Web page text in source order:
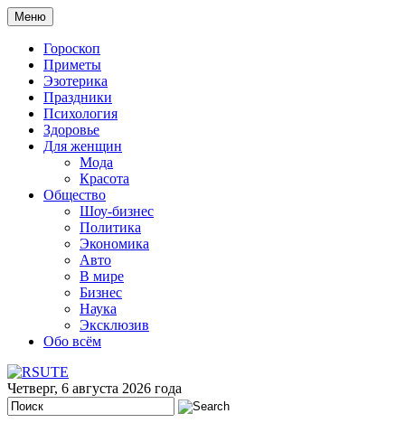
Меню
Гороскоп
Приметы
Эзотерика
Праздники
Психология
Здоровье
Для женщин
Мода
Красота
Общество
Шоу-бизнес
Политика
Экономика
Авто
В мире
Бизнес
Наука
Эксклюзив
Обо всём
Четверг, 6 августа 2026 года